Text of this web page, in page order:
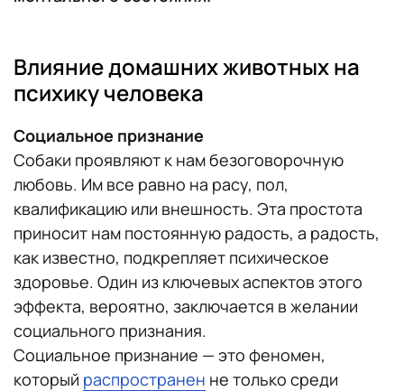
Влияние домашних животных на
психику человека
Социальное признание
Собаки проявляют к нам безоговорочную
любовь. Им все равно на расу, пол,
квалификацию или внешность. Эта простота
приносит нам постоянную радость, а радость,
как известно, подкрепляет психическое
здоровье. Один из ключевых аспектов этого
эффекта, вероятно, заключается в желании
социального признания.
Социальное признание — это феномен,
который распространен не только среди